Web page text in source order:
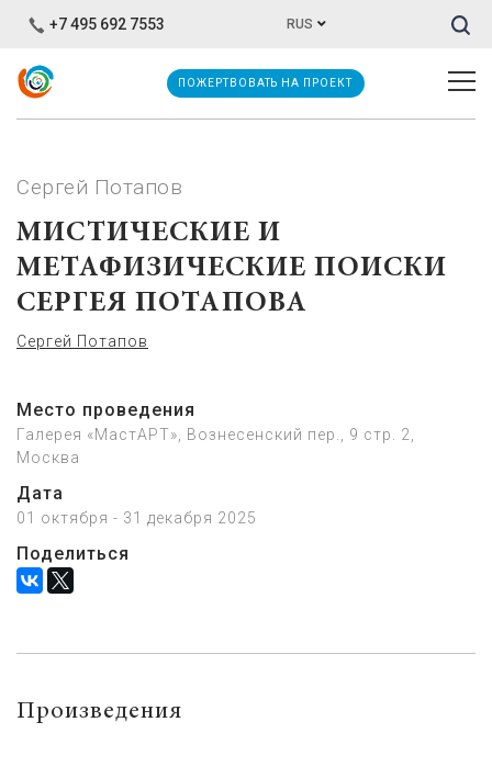
+7 495 692 7553 RUS
ПОЖЕРТВОВАТЬ НА ПРОЕКТ
Сергей Потапов
МИСТИЧЕСКИЕ И
МЕТАФИЗИЧЕСКИЕ ПОИСКИ
СЕРГЕЯ ПОТАПОВА
Сергей Потапов
Место проведения
Галерея «МастАРТ», Вознесенский пер., 9 стр. 2,
Москва
Дата
01 октября - 31 декабря 2025
Поделиться
Произведения